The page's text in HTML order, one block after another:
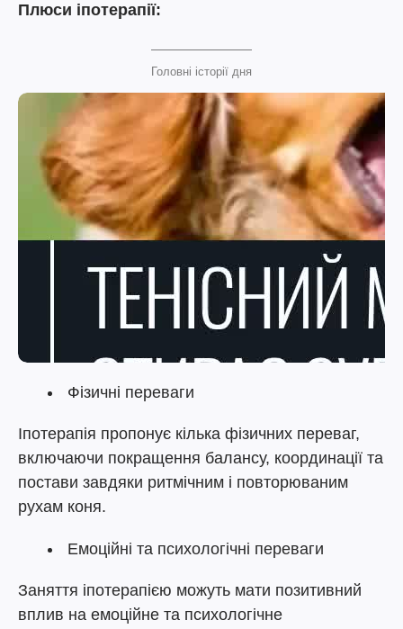
Плюси іпотерапії:
Головні історії дня
Фізичні переваги
Іпотерапія пропонує кілька фізичних переваг,
включаючи покращення балансу, координації та
постави завдяки ритмічним і повторюваним
рухам коня.
Емоційні та психологічні переваги
Заняття іпотерапією можуть мати позитивний
вплив на емоційне та психологічне